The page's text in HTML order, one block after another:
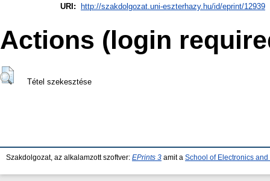
URI:
http://szakdolgozat.uni-eszterhazy.hu/id/eprint/12939
Actions (login
Tétel szekesztése
Szakdolgozat, az alkalamzott szoftver: EPrints 3 amit a School of Electronics